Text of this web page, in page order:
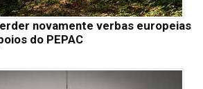
novamente verbas europeias
do PEPAC